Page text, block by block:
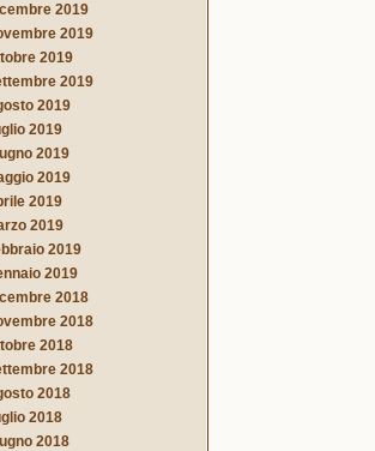
2019
2019
2019
2019
2019
2019
2019
2019
2019
2019
2019
2019
2018
2018
2018
2018
2018
2018
2018